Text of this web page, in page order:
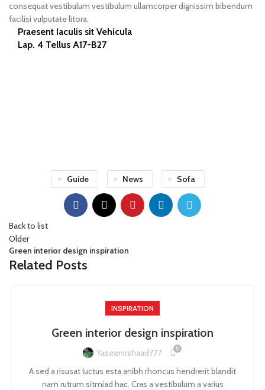
consequat vestibulum vestibulum ullamcorper dignissim bibendum
facilisi vulputate litora.
Praesent Iaculis sit Vehicula
Lap. 4 Tellus A17-B27
Guide News Sofa
Back to list
Older
Green interior design inspiration
Related Posts
INSPIRATION
Green interior design inspiration
Yaseenirshaad777 0
A sed a risusat luctus esta anibh rhoncus hendrerit blandit
nam rutrum sitmiad hac. Cras a vestibulum a varius